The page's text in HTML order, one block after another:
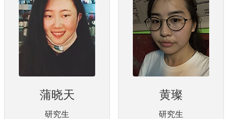
蒲晓天
研究生
黄璨
研究生